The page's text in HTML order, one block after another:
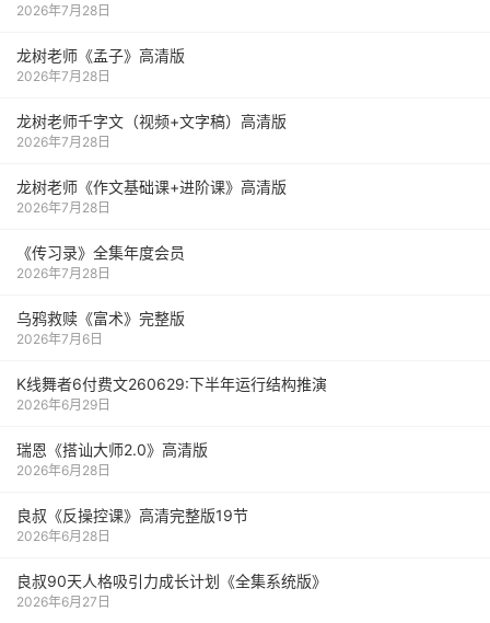
2026年7月28日
龙树老师《孟子》高清版
2026年7月28日
龙树老师千字文（视频+文字稿）高清版
2026年7月28日
龙树老师《作文基础课+进阶课》高清版
2026年7月28日
《传习录》全集年度会员
2026年7月28日
乌鸦救赎《富术》完整版
2026年7月6日
K线舞者6付费文260629:下半年运行结构推演
2026年6月29日
瑞恩《搭讪大师2.0》高清版
2026年6月28日
良叔《反操控课》高清完整版19节
2026年6月28日
良叔90天人格吸引力成长计划《全集系统版》
2026年6月27日